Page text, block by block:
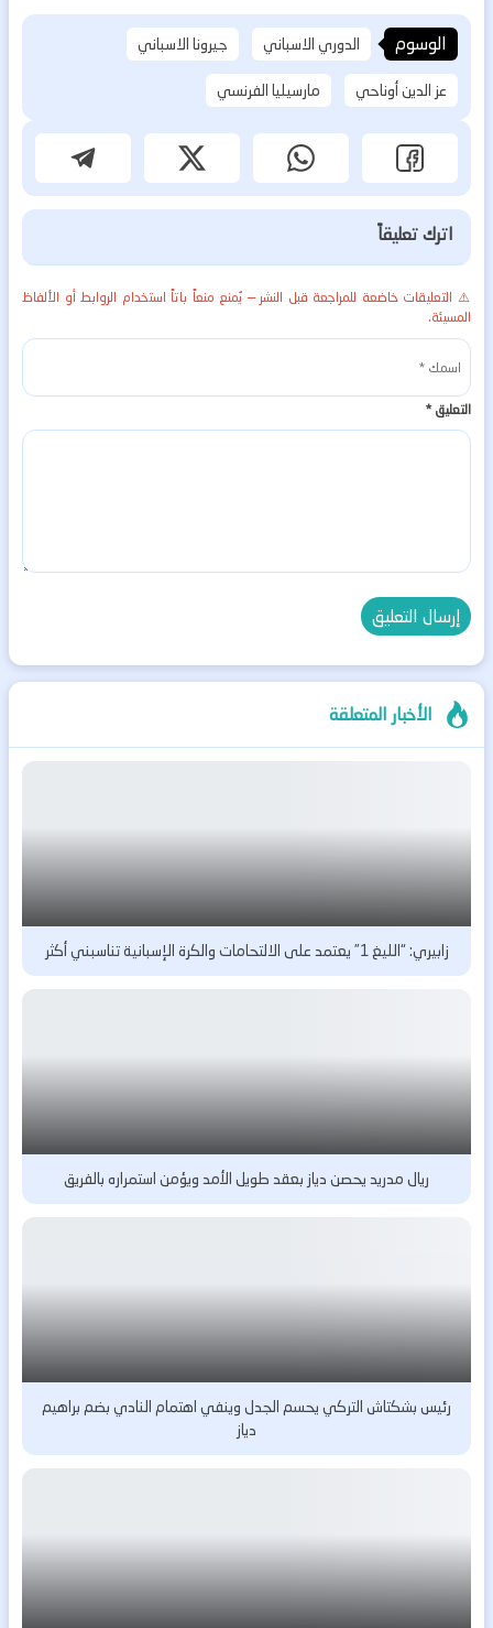
الوسوم الدوري الاسباني
جيرونا الاسباني
عز الدين أوناحي
مارسيليا الفرنسي
اترك تعليقاً
⚠️ التعليقات خاضعة للمراجعة قبل النشر — يُمنع منعاً باتاً استخدام الروابط أو الألفاظ
المسيئة.
التعليق*
الأخبار المتعلقة
زابيري: “الليغ 1” يعتمد على الالتحامات والكرة الإسبانية تناسبني أكثر
ريال مدريد يحصن دياز بعقد طويل الأمد ويؤمن استمراره بالفريق
رئيس بشكتاش التركي يحسم الجدل وينفي اهتمام النادي بضم براهيم
دياز